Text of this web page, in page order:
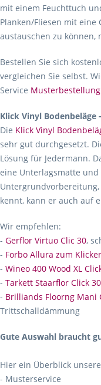
mit einem Feuchttuch
Planken/Fliesen mit
austauschen zu können,
Bestellen Sie sich
vergleichen Sie selbst.
Service Musterbestellung
Klick Vinyl Bodenbeläge
Die Klick Vinyl
sehr gut durchgesetzt.
Lösung für Jedermann.
eine Unterlagsmatte
kennt, kann er auch auf
Wir empfehlen:
- Gerflor Virtuo Clic 30,
- Forbo Allura zum
- Wineo 400 Wood XL
- Tarkett Staarflor Click 30
- Brilliands Floorng Mani
Trittschalldämmung
Gute Auswahl braucht
Hier ein Überblick
- Musterservice